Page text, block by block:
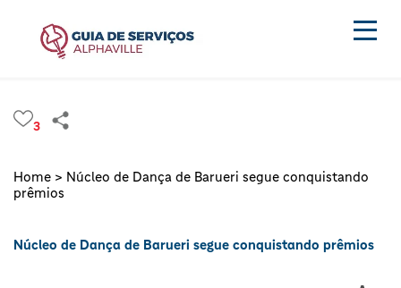
3
Home > Núcleo de Dança de Barueri segue conquistando
prêmios
Núcleo de Dança de Barueri segue conquistando prêmios